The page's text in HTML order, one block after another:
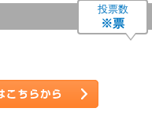
投票数
※票